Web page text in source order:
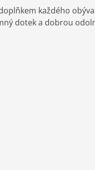
každého
dotek a dobrou